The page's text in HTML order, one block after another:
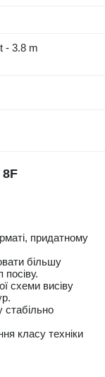
- 3.8 m
придатному
більшу
схеми висіву
стабільно
класу техніки